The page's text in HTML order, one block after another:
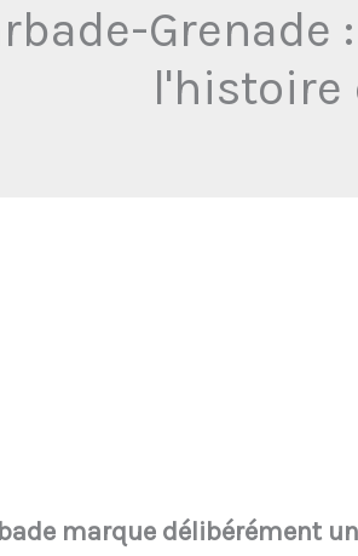
l'histoire
marque délibérément